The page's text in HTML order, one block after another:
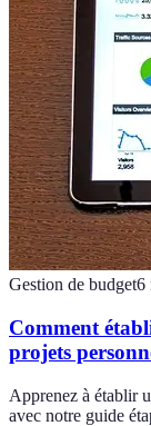
Gestion de budget6
Comment
projets
Apprenez à établir
avec notre guide